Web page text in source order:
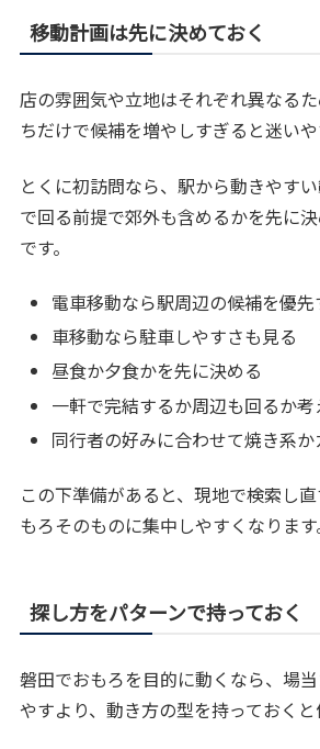
移動計画は先に決めておく
店の雰囲気や立地はそれぞれ異なる
ちだけで候補を増やしすぎると迷いや
とくに初訪問なら、駅から動きやす
で回る前提で郊外も含めるかを先に
です。
電車移動なら駅周辺の候補を優先
車移動なら駐車しやすさも見る
昼食か夕食かを先に決める
一軒で完結するか周辺も回るか考
同行者の好みに合わせて焼き系
この下準備があると、現地で検索し
もろそのものに集中しやすくなります
探し方をパターンで持っておく
磐田でおもろを目的に動くなら、場
やすより、動き方の型を持っておくと